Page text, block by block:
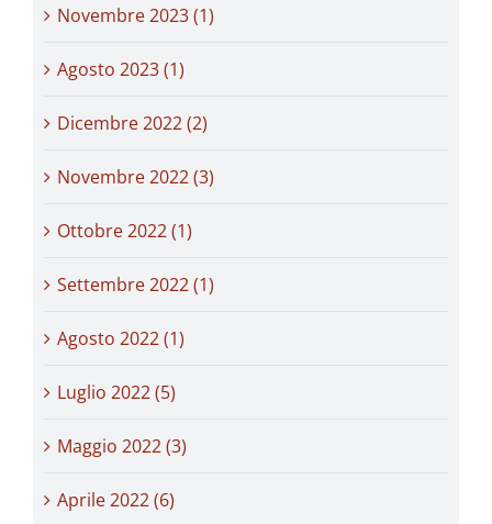
Novembre 2023 (1)
Agosto 2023 (1)
Dicembre 2022 (2)
Novembre 2022 (3)
Ottobre 2022 (1)
Settembre 2022 (1)
Agosto 2022 (1)
Luglio 2022 (5)
Maggio 2022 (3)
Aprile 2022 (6)